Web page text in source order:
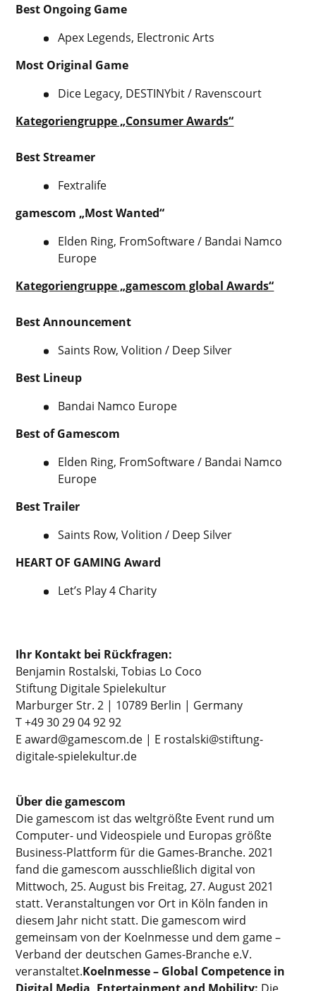
Best Ongoing Game
Apex Legends, Electronic Arts
Most Original Game
Dice Legacy, DESTINYbit / Ravenscourt
Kategoriengruppe „Consumer Awards“
Best Streamer
Fextralife
gamescom „Most Wanted“
Elden Ring, FromSoftware / Bandai Namco
Europe
Kategoriengruppe „gamescom global Awards“
Best Announcement
Saints Row, Volition / Deep Silver
Best Lineup
Bandai Namco Europe
Best of Gamescom
Elden Ring, FromSoftware / Bandai Namco
Europe
Best Trailer
Saints Row, Volition / Deep Silver
HEART OF GAMING Award
Let’s Play 4 Charity
Ihr Kontakt bei Rückfragen:
Benjamin Rostalski, Tobias Lo Coco
Stiftung Digitale Spielekultur
Marburger Str. 2 | 10789 Berlin | Germany
T +49 30 29 04 92 92
E award@gamescom.de | E rostalski@stiftung-
digitale-spielekultur.de
Über die gamescom
Die gamescom ist das weltgrößte Event rund um
Computer- und Videospiele und Europas größte
Business-Plattform für die Games-Branche. 2021
fand die gamescom ausschließlich digital von
Mittwoch, 25. August bis Freitag, 27. August 2021
statt. Veranstaltungen vor Ort in Köln fanden in
diesem Jahr nicht statt. Die gamescom wird
gemeinsam von der Koelnmesse und dem game –
Verband der deutschen Games-Branche e.V.
veranstaltet.Koelnmesse – Global Competence in